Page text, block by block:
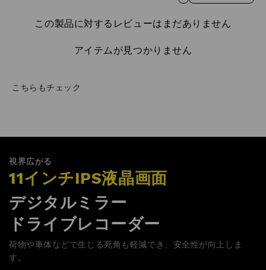
この製品に対するレビューはまだありません
アイテムが見つかりません
こちらもチェック
視界広がる
11インチIPS液晶画面
デジタルミラー
ドライブレコーダー
荷物や車体などで生じる死角も軽減でき、安全性が向上しま
す。